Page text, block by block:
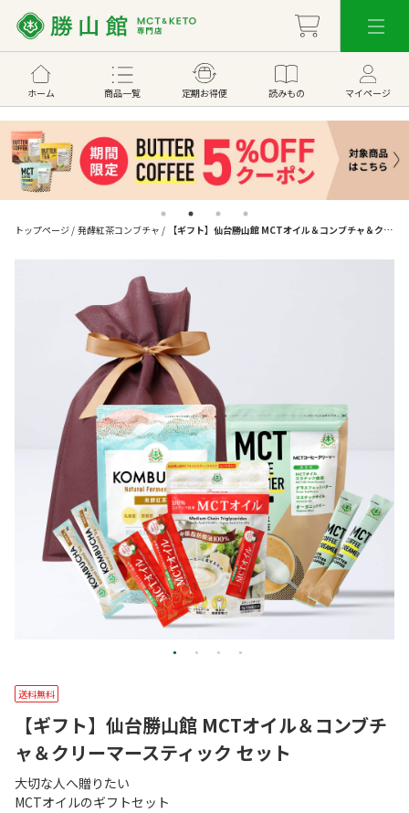
ホーム 商品一覧 定期お得便 読みもの マイページ
トップページ / 発酵紅茶コンブチャ / 【ギフト】仙台勝山館 MCTオイル＆コンブチャ＆クリ
送料無料
【ギフト】仙台勝山館 MCTオイル＆コンブチ
ャ＆クリーマースティック セット
大切な人へ贈りたい
MCTオイルのギフトセット